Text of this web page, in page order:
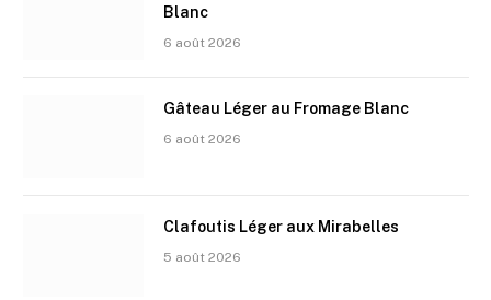
Blanc
6 août 2026
Gâteau Léger au Fromage Blanc
6 août 2026
Clafoutis Léger aux Mirabelles
5 août 2026